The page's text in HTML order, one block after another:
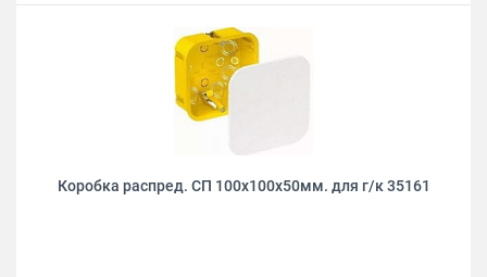
Коробка распред. СП 100х100х50мм. для г/к 35161